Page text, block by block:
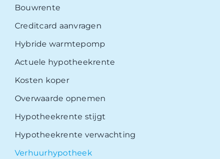
Bouwrente
Creditcard aanvragen
Hybride warmtepomp
Actuele hypotheekrente
Kosten koper
Overwaarde opnemen
Hypotheekrente stijgt
Hypotheekrente verwachting
Verhuurhypotheek